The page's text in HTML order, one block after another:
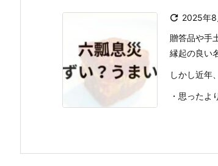
 2025年8
贈答品や手
縁起の良い
しかし近年
・思ったよ